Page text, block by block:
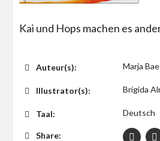
Kai und Hops machen es
Auteur(s): Marja
Illustrator(s): Brigida
Taal: Deutsch
Share: